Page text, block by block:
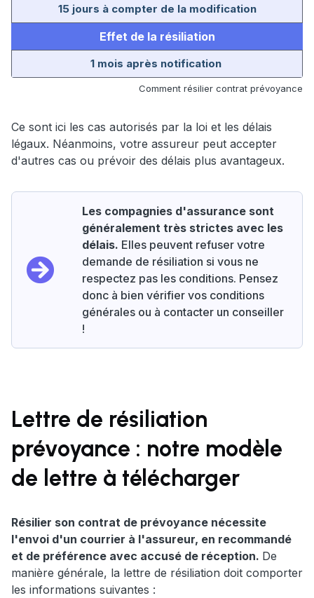
15 jours à compter de la modification
Effet de la résiliation
1 mois après notification
Comment résilier contrat prévoyance
Ce sont ici les cas autorisés par la loi et les délais
légaux. Néanmoins, votre assureur peut accepter
d'autres cas ou prévoir des délais plus avantageux.
Les compagnies d'assurance sont
généralement très strictes avec les
délais. Elles peuvent refuser votre
demande de résiliation si vous ne
respectez pas les conditions. Pensez
donc à bien vérifier vos conditions
générales ou à contacter un conseiller
!
Lettre de résiliation
prévoyance : notre modèle
de lettre à télécharger
Résilier son contrat de prévoyance nécessite
l'envoi d'un courrier à l'assureur, en recommandé
et de préférence avec accusé de réception. De
manière générale, la lettre de résiliation doit comporter
les informations suivantes :